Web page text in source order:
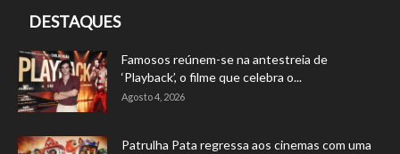
DESTAQUES
Famosos reúnem-se na antestreia de
‘Playback’, o filme que celebra o...
Agosto 4, 2026
Patrulha Pata regressa aos cinemas com uma